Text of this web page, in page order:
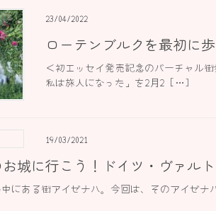
23/04/2022
ローテンブルクを最初に
＜初エッセイ発売記念のバーチャル
私は旅人になった」を2月2 […]
19/03/2021
城に行こう！ドイツ・ヴァル
にある街アイゼナハ。今回は、そのアイゼ